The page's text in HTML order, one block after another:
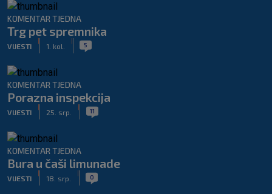
KOMENTAR TJEDNA
Trg pet spremnika
VIJESTI 1. kol. 5
KOMENTAR TJEDNA
Porazna inspekcija
VIJESTI 25. srp. 11
KOMENTAR TJEDNA
Bura u čaši limunade
VIJESTI 18. srp. 0